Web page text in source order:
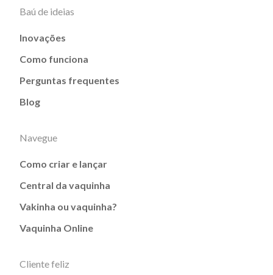
Baú de ideias
Inovações
Como funciona
Perguntas frequentes
Blog
Navegue
Como criar e lançar
Central da vaquinha
Vakinha ou vaquinha?
Vaquinha Online
Cliente feliz